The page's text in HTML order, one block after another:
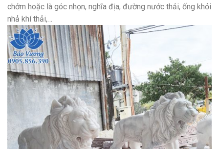
chởm hoặc là góc nhọn, nghĩa địa, đường nước thải, ống khỏi
nhả khí thải,…